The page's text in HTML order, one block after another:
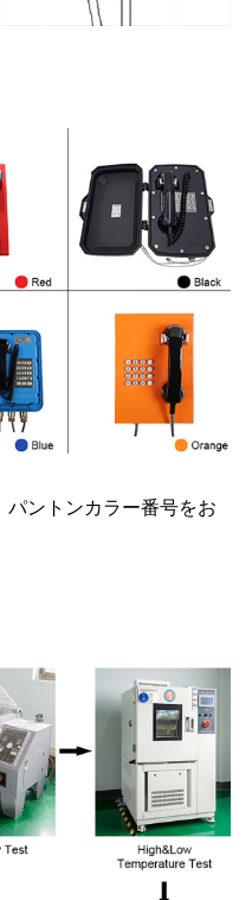
ントンカラー番号をお